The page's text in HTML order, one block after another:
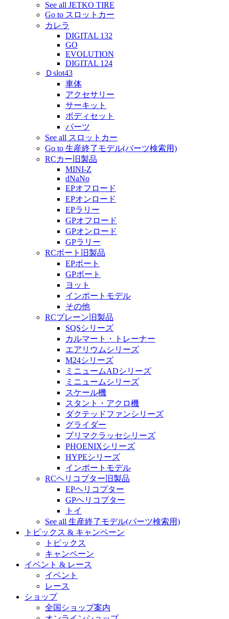
See all JETKO TIRE
Go to スロットカー
カレラ
DIGITAL 132
GO
EVOLUTION
DIGITAL 124
Ｄslot43
車体
アクセサリー
サーキット
ボディセット
パーツ
See all スロットカー
Go to 生産終了モデル(パーツ検索用)
RCカー旧製品
MINI-Z
dNaNo
EPオフロード
EPオンロード
EPラリー
GPオフロード
GPオンロード
GPラリー
RCボート旧製品
EPボート
GPボート
ヨット
インポートモデル
その他
RCプレーン旧製品
SQSシリーズ
カルマート・トレーナー
エアリウムシリーズ
M24シリーズ
ミニュームADシリーズ
ミニュームシリーズ
スケール機
スタント・アクロ機
ダクテッドファンシリーズ
グライダー
プリマクラッセシリーズ
PHOENIXシリーズ
HYPEシリーズ
インポートモデル
RCヘリコプター旧製品
EPヘリコプター
GPヘリコプター
トイ
See all 生産終了モデル(パーツ検索用)
トピックス & キャンペーン
トピックス
キャンペーン
イベント & レース
イベント
レース
ショップ
全国ショップ案内